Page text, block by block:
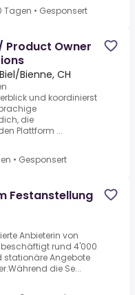
Tagen • Gesponsert
Product Owner
Biel/Bienne, CH
und koordinierst
die
Plattform ...
• Gesponsert
Festanstellung
Anbieterin von
rund 4'000
stationäre Angebote
die Se...